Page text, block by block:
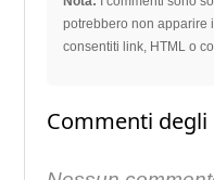
potrebbero non apparire
consentiti link, HTML o
Commenti